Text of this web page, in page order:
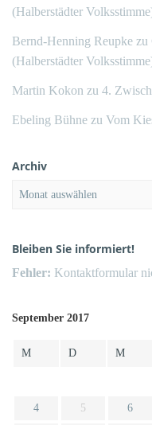
(Halberstädter
Bernd-Henning Reupke zu
(Halberstädter
Martin Kokon zu 4.
Ebeling Bühne zu Vom
Archiv
Archiv
Bleiben Sie informiert!
Fehler: Kontaktformular
September 2017
M D M
4 5 6